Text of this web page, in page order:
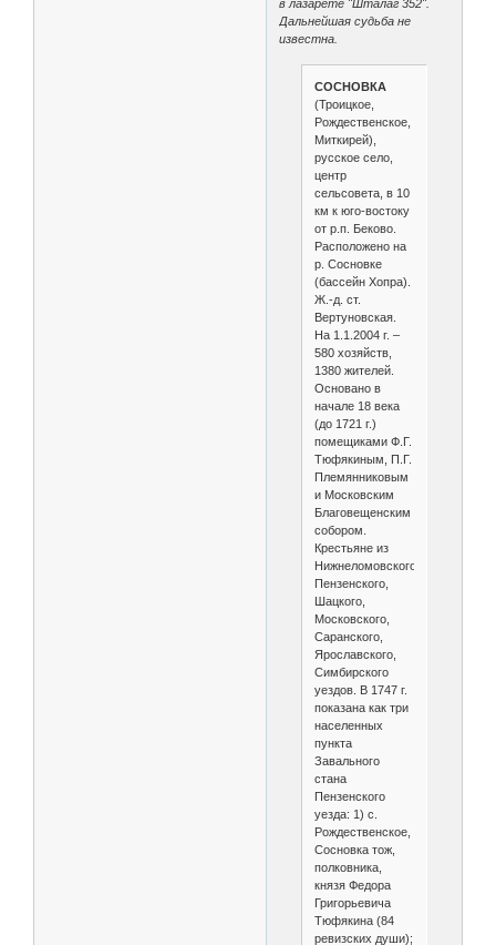
в лазарете "Шталаг 352".
Дальнейшая судьба не
известна.
СОСНОВКА
(Троицкое,
Рождественское,
Миткирей),
русское село,
центр
сельсовета, в 10
км к юго-востоку
от р.п. Беково.
Расположено на
р. Сосновке
(бассейн Хопра).
Ж.-д. ст.
Вертуновская.
На 1.1.2004 г. –
580 хозяйств,
1380 жителей.
Основано в
начале 18 века
(до 1721 г.)
помещиками Ф.Г.
Тюфякиным, П.Г.
Племянниковым
и Московским
Благовещенским
собором.
Крестьяне из
Нижнеломовского,
Пензенского,
Шацкого,
Московского,
Саранского,
Ярославского,
Симбирского
уездов. В 1747 г.
показана как три
населенных
пункта
Завального
стана
Пензенского
уезда: 1) с.
Рождественское,
Сосновка тож,
полковника,
князя Федора
Григорьевича
Тюфякина (84
ревизских души);